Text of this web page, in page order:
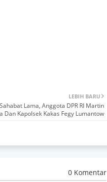
LEBIH BARU
Lama, Anggota DPR RI Martin
Dan Kapolsek Kakas Fegy Lumantow
0 Komentar